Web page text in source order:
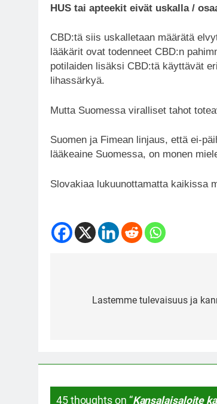
HUS tai apteekit eivät uskalla /
CBD:tä siis uskalletaan määrätä
lääkärit ovat todenneet CBD:n
potilaiden lisäksi CBD:tä käyttävät
lihassärkyä.
Mutta Suomessa viralliset tahot
Suomen ja Fimean linjaus, että ei-
lääkeaine Suomessa, on monen
Slovakiaa lukuunottamatta kaikissa
navigation
Lastemme tulevaisuus ja
45 thoughts on “Kansalaisaloite